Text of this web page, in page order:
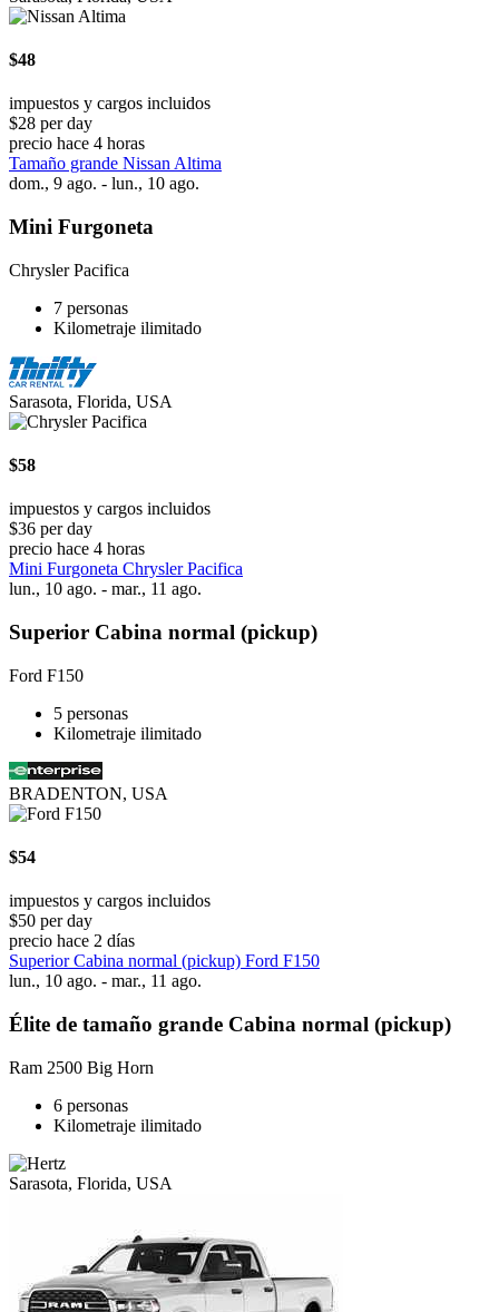
$48
impuestos y cargos incluidos
$28 per day
precio hace 4 horas
Tamaño grande Nissan Altima
dom., 9 ago. - lun., 10 ago.
Mini Furgoneta
Chrysler Pacifica
7 personas
Kilometraje ilimitado
Sarasota, Florida, USA
$58
impuestos y cargos incluidos
$36 per day
precio hace 4 horas
Mini Furgoneta Chrysler Pacifica
lun., 10 ago. - mar., 11 ago.
Superior Cabina normal (pickup)
Ford F150
5 personas
Kilometraje ilimitado
BRADENTON, USA
$54
impuestos y cargos incluidos
$50 per day
precio hace 2 días
Superior Cabina normal (pickup) Ford F150
lun., 10 ago. - mar., 11 ago.
Élite de tamaño grande Cabina normal (pickup)
Ram 2500 Big Horn
6 personas
Kilometraje ilimitado
Sarasota, Florida, USA